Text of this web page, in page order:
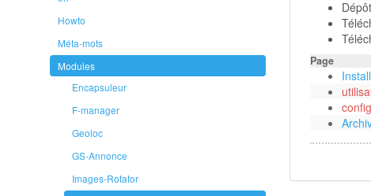
Howto
Méta-mots
Modules
Encapsuleur
F-manager
Geoloc
GS-Annonce
Images-Rotator
Page